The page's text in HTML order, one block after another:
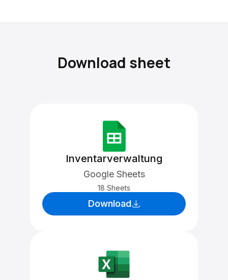
Download sheet
Inventarverwaltung
Google Sheets
18 Sheets
Download